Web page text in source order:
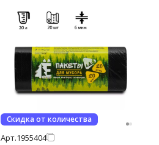
Скидка от количества
Арт.1955404